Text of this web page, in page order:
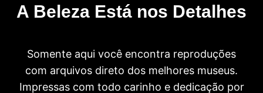
A Beleza Está nos Detalhes
Somente aqui você encontra reproduções
com arquivos direto dos melhores museus.
Impressas com todo carinho e dedicação por